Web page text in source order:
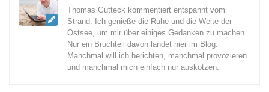
Thomas Gutteck kommentiert entspannt vom
Strand. Ich genieße die Ruhe und die Weite der
Ostsee, um mir über einiges Gedanken zu machen.
Nur ein Bruchteil davon landet hier im Blog.
Manchmal will ich berichten, manchmal provozieren
und manchmal mich einfach nur auskotzen.